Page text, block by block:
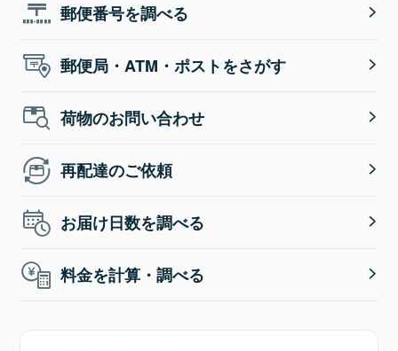
郵便番号を調べる
郵便局・ATM・ポストをさがす
荷物のお問い合わせ
再配達のご依頼
お届け日数を調べる
料金を計算・調べる